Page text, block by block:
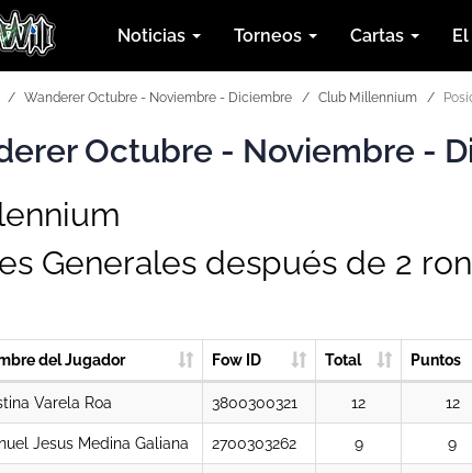
Noticias Torneos Cartas
Wanderer Octubre - Noviembre - Diciembre Club Millennium
Octubre - Noviembre -
Generales después de 2
del Jugador Fow ID Total Puntos
Varela Roa 3800300321 12 12
Jesus Medina Galiana 2700303262 9 9